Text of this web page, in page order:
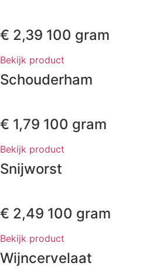
€ 2,39 100 gram
Bekijk product
Schouderham
€ 1,79 100 gram
Bekijk product
Snijworst
€ 2,49 100 gram
Bekijk product
Wijncervelaat